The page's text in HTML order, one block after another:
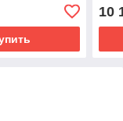
10